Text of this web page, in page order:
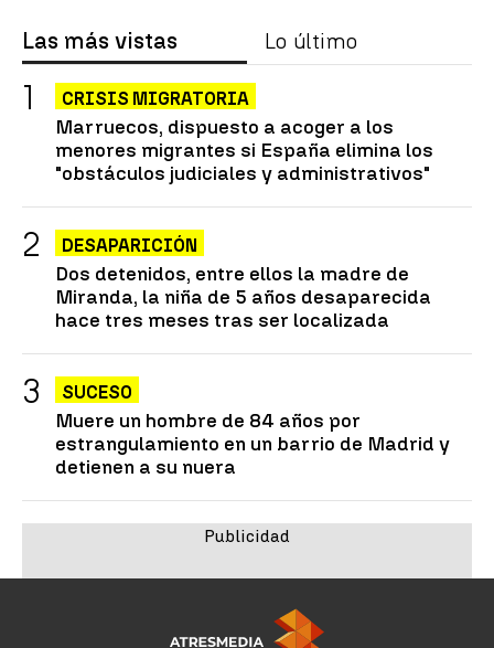
Las más vistas Lo último
CRISIS MIGRATORIA
Marruecos, dispuesto a acoger a los
menores migrantes si España elimina los
"obstáculos judiciales y administrativos"
DESAPARICIÓN
Dos detenidos, entre ellos la madre de
Miranda, la niña de 5 años desaparecida
hace tres meses tras ser localizada
SUCESO
Muere un hombre de 84 años por
estrangulamiento en un barrio de Madrid y
detienen a su nuera